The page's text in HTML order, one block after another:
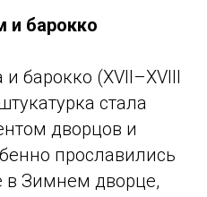
и барокко
барокко (XVII–XVIII
стала
дворцов и
прославились
в Зимнем дворце,